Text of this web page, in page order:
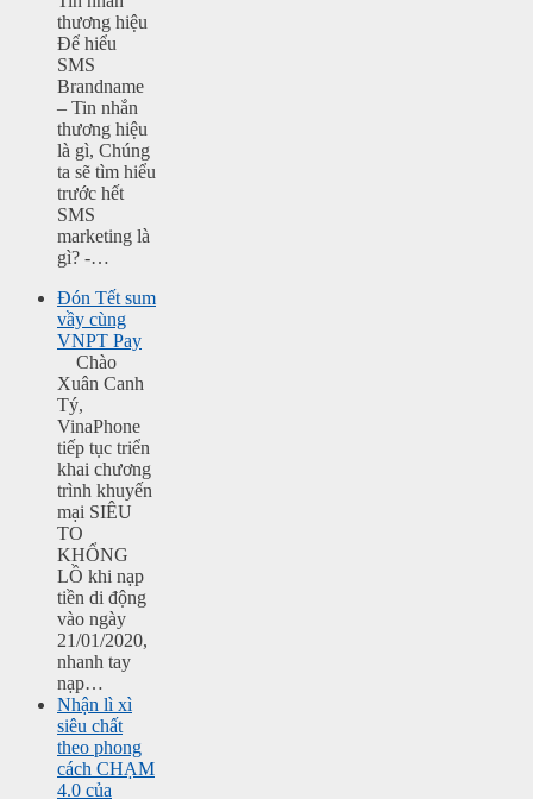
thương hiệu
Để hiểu
SMS
Brandname
– Tin nhắn
thương hiệu
là gì, Chúng
ta sẽ tìm hiểu
trước hết
SMS
marketing là
gì? -…
Đón Tết sum
vầy cùng
VNPT Pay
Chào
Xuân Canh
Tý,
VinaPhone
tiếp tục triển
khai chương
trình khuyến
mại SIÊU
TO
KHỔNG
LỒ khi nạp
tiền di động
vào ngày
21/01/2020,
nhanh tay
nạp…
Nhận lì xì
siêu chất
theo phong
cách CHẠM
4.0 của